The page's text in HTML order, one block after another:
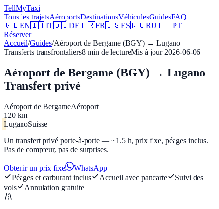
TellMyTaxi
Tous les trajetsAéroportsDestinationsVéhiculesGuidesFAQ
🇬🇧EN🇮🇹IT🇩🇪DE🇫🇷FR🇪🇸ES🇷🇺RU🇵🇹PT
Réserver
Accueil/Guides/Aéroport de Bergame (BGY) → Lugano
Transferts transfrontaliers8 min de lectureMis à jour 2026-06-06
Aéroport de Bergame (BGY) → Lugano
Transfert privé
Aéroport de BergameAéroport
120 km
LuganoSuisse
Un transfert privé porte-à-porte — ~1.5 h, prix fixe, péages inclus.
Pas de compteur, pas de surprises.
Obtenir un prix fixe
WhatsApp
Péages et carburant inclus
Accueil avec pancarte
Suivi des
vols
Annulation gratuite